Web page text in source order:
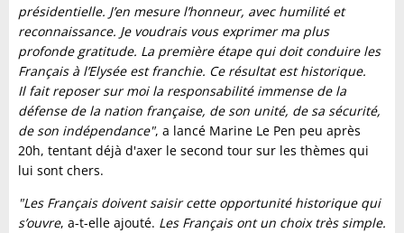
présidentielle. J’en mesure l’honneur, avec humilité et
reconnaissance. Je voudrais vous exprimer ma plus
profonde gratitude. La première étape qui doit conduire les
Français à l’Elysée est franchie. Ce résultat est historique.
Il fait reposer sur moi la responsabilité immense de la
défense de la nation française, de son unité, de sa sécurité,
de son indépendance", a lancé Marine Le Pen peu après
20h, tentant déjà d'axer le second tour sur les thèmes qui
lui sont chers.
"Les Français doivent saisir cette opportunité historique qui
s’ouvre, a-t-elle ajouté. Les Français ont un choix très simple.